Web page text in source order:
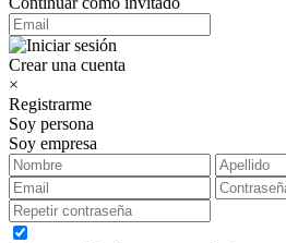
Crear una cuenta
×
Registrarme
Soy persona
Soy empresa